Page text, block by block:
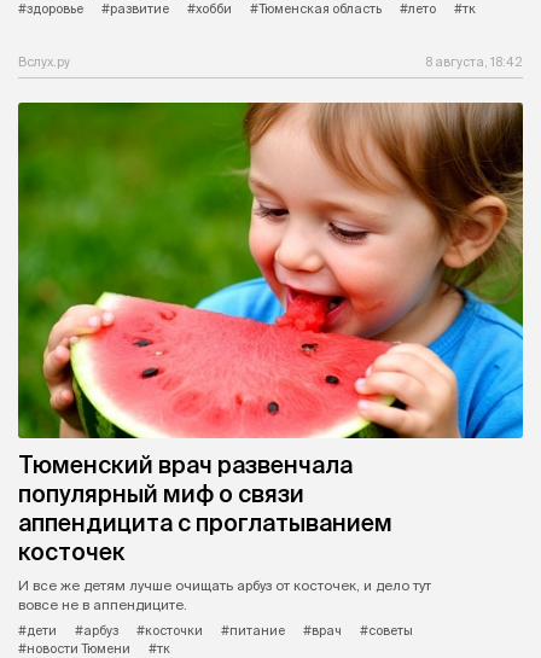
#здоровье
#развитие #хобби #Тюменская область #лето #тк
Вслух.ру 8 августа, 18:42
Тюменский врач развенчала
популярный миф о связи
аппендицита с проглатыванием
косточек
И все же детям лучше очищать арбуз от косточек, и дело тут
вовсе не в аппендиците.
#дети
#арбуз #косточки #питание #врач
#советы
#новости Тюмени
#тк